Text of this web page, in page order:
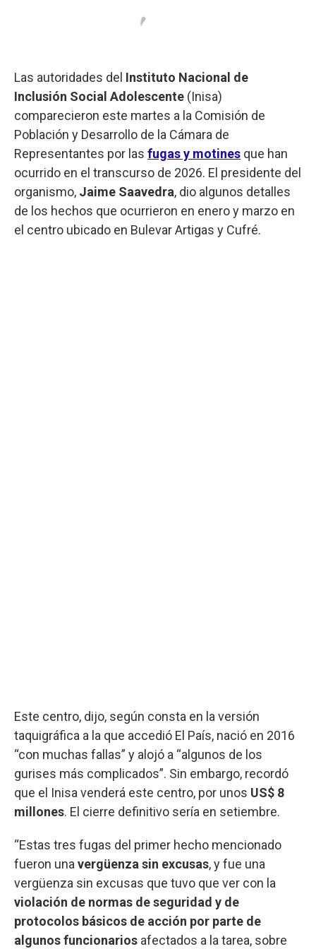
Las autoridades del Instituto Nacional de
Inclusión Social Adolescente (Inisa)
comparecieron este martes a la Comisión de
Población y Desarrollo de la Cámara de
Representantes por las fugas y motines que han
ocurrido en el transcurso de 2026. El presidente del
organismo, Jaime Saavedra, dio algunos detalles
de los hechos que ocurrieron en enero y marzo en
el centro ubicado en Bulevar Artigas y Cufré.
Este centro, dijo, según consta en la versión
taquigráfica a la que accedió El País, nació en 2016
“con muchas fallas” y alojó a “algunos de los
gurises más complicados”. Sin embargo, recordó
que el Inisa venderá este centro, por unos US$ 8
millones. El cierre definitivo sería en setiembre.
“Estas tres fugas del primer hecho mencionado
fueron una vergüenza sin excusas, y fue una
vergüenza sin excusas que tuvo que ver con la
violación de normas de seguridad y de
protocolos básicos de acción por parte de
algunos funcionarios afectados a la tarea, sobre